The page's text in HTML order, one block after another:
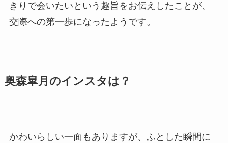
きりで会いたいという趣旨をお伝えしたことが、
交際への第一歩になったようです。
奥森皐月のインスタは？
かわいらしい一面もありますが、ふとした瞬間に